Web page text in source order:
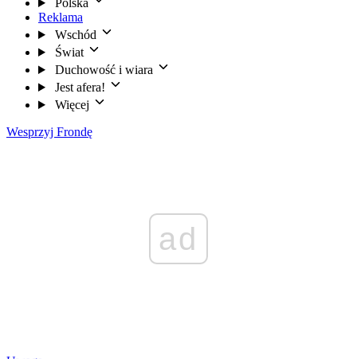
Polska
Reklama
Wschód
Świat
Duchowość i wiara
Jest afera!
Więcej
Wesprzyj Frondę
ad